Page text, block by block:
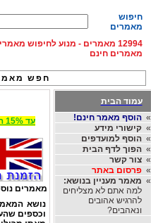
חיפוש
מאמרים
12994 מאמרים - מנוע לחיפוש
מאמרים חינם
חפש
עמוד הבית
»הוסף מאמר חינם!
»קישורי מידע
»הוסף למועדפים
»הפוך לדף הבית
»צור קשר
»פרסום באתר
» מאמר מעניין בנושא:
למה אתם לא מצליחים
להרגיש אהובים
ונאהבים?
עד 15% הנחה על השכרת רכב בחו"ל, מהחברות הגדולות בעולם, לחצו ל Rentingcar
מאמרים
נושא
וכספים